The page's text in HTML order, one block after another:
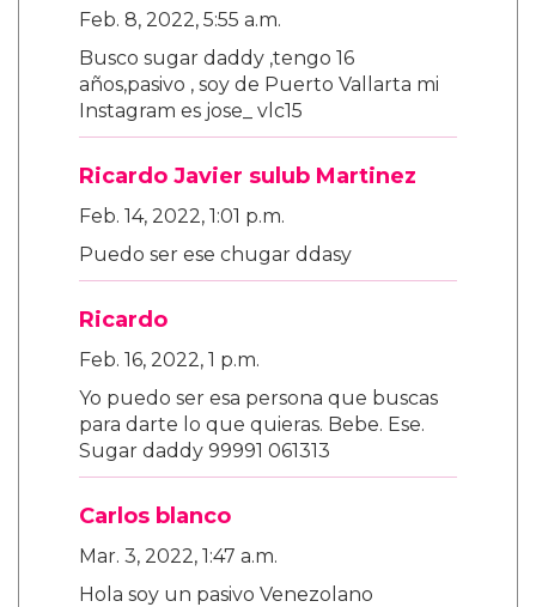
Feb. 8, 2022, 5:55 a.m.
Busco sugar daddy ,tengo 16
años,pasivo , soy de Puerto Vallarta mi
Instagram es jose_ vlc15
Ricardo Javier sulub Martinez
Feb. 14, 2022, 1:01 p.m.
Puedo ser ese chugar ddasy
Ricardo
Feb. 16, 2022, 1 p.m.
Yo puedo ser esa persona que buscas
para darte lo que quieras. Bebe. Ese.
Sugar daddy 99991 061313
Carlos blanco
Mar. 3, 2022, 1:47 a.m.
Hola soy un pasivo Venezolano